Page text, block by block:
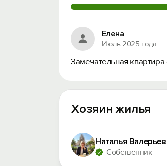
Елена
Июль 2025 года
Замечательная
Хозяин жилья
Наталья
Собственник